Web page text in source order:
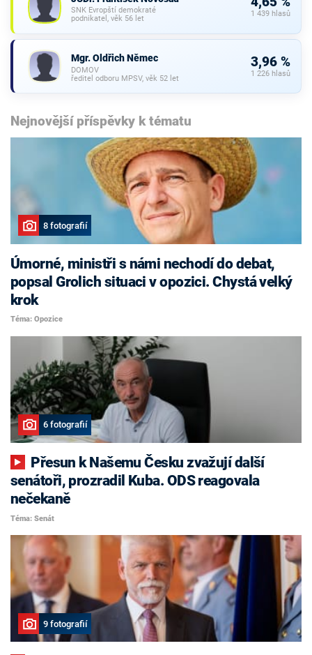
SNK Evropští demokraté
podnikatel, věk 56 let
1 439 hlasů
Mgr. Oldřich Němec
DOMOV
ředitel odboru MPSV, věk 52 let
3,96 %
1 226 hlasů
Nejnovější příspěvky k tématu
8 fotografií
Úmorné, ministři s námi nechodí do debat,
popsal Grolich situaci v opozici. Chystá velký
krok
Téma: Opozice
6 fotografií
senátoři, prozradil Kuba. ODS reagovala
nečekaně
Téma: Senát
9 fotografií